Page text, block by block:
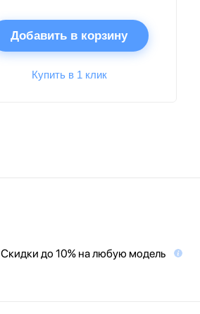
Добавить в корзину
Купить в 1 клик
Скидки до 10% на любую модель